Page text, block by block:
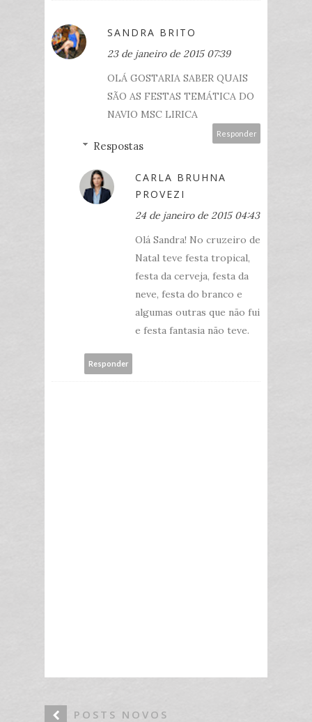
SANDRA BRITO
23 de janeiro de 2015 07:39
OLÁ GOSTARIA SABER QUAIS
SÃO AS FESTAS TEMÁTICA DO
NAVIO MSC LIRICA
Responder
Respostas
CARLA BRUHNA
PROVEZI
24 de janeiro de 2015 04:43
Olá Sandra! No cruzeiro de
Natal teve festa tropical,
festa da cerveja, festa da
neve, festa do branco e
algumas outras que não fui
e festa fantasia não teve.
Responder
POSTS NOVOS